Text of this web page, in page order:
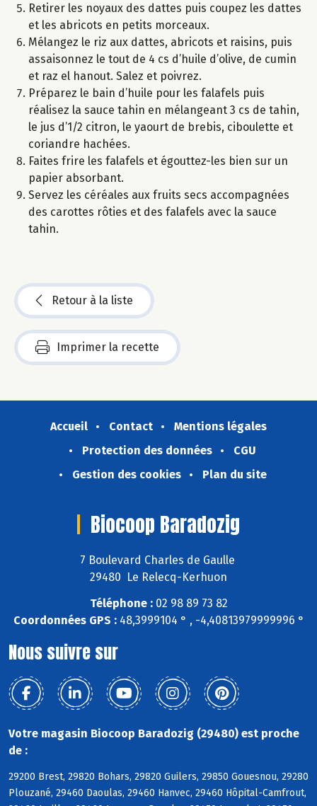
Retirer les noyaux des dattes puis coupez les dattes
et les abricots en petits morceaux.
Mélangez le riz aux dattes, abricots et raisins, puis
assaisonnez le tout de 4 cs d’huile d’olive, de cumin
et raz el hanout. Salez et poivrez.
Préparez le bain d’huile pour les falafels puis
réalisez la sauce tahin en mélangeant 3 cs de tahin,
le jus d’1/2 citron, le yaourt de brebis, ciboulette et
coriandre hachées.
Faites frire les falafels et égouttez-les bien sur un
papier absorbant.
Servez les céréales aux fruits secs accompagnées
des carottes rôties et des falafels avec la sauce
tahin.
Retour à la liste
Imprimer la recette
Accueil Contact
Mentions légales
Protection des données
CGU
Gestion des cookies
Plan du site
Biocoop Baradozig
7 Boulevard Charles de Gaulle
29480 Le Relecq-Kerhuon
Téléphone :02 98 89 73 82
Coordonnées GPS :48,3999104 ° , -4,40813979999996 °
Nous suivre sur
Votre magasin Biocoop Baradozig (29480) est proche
de :
29200 Brest, 29820 Bohars, 29820 Guilers, 29850 Gouesnou, 29280
Plouzané, 29460 Daoulas, 29460 Hanvec, 29460 Hôpital-Camfrout,